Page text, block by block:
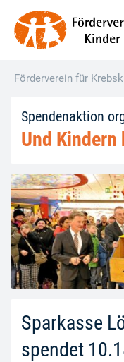
Förderverein für
Spendenaktion
Und Kindern
Sparkasse
spendet